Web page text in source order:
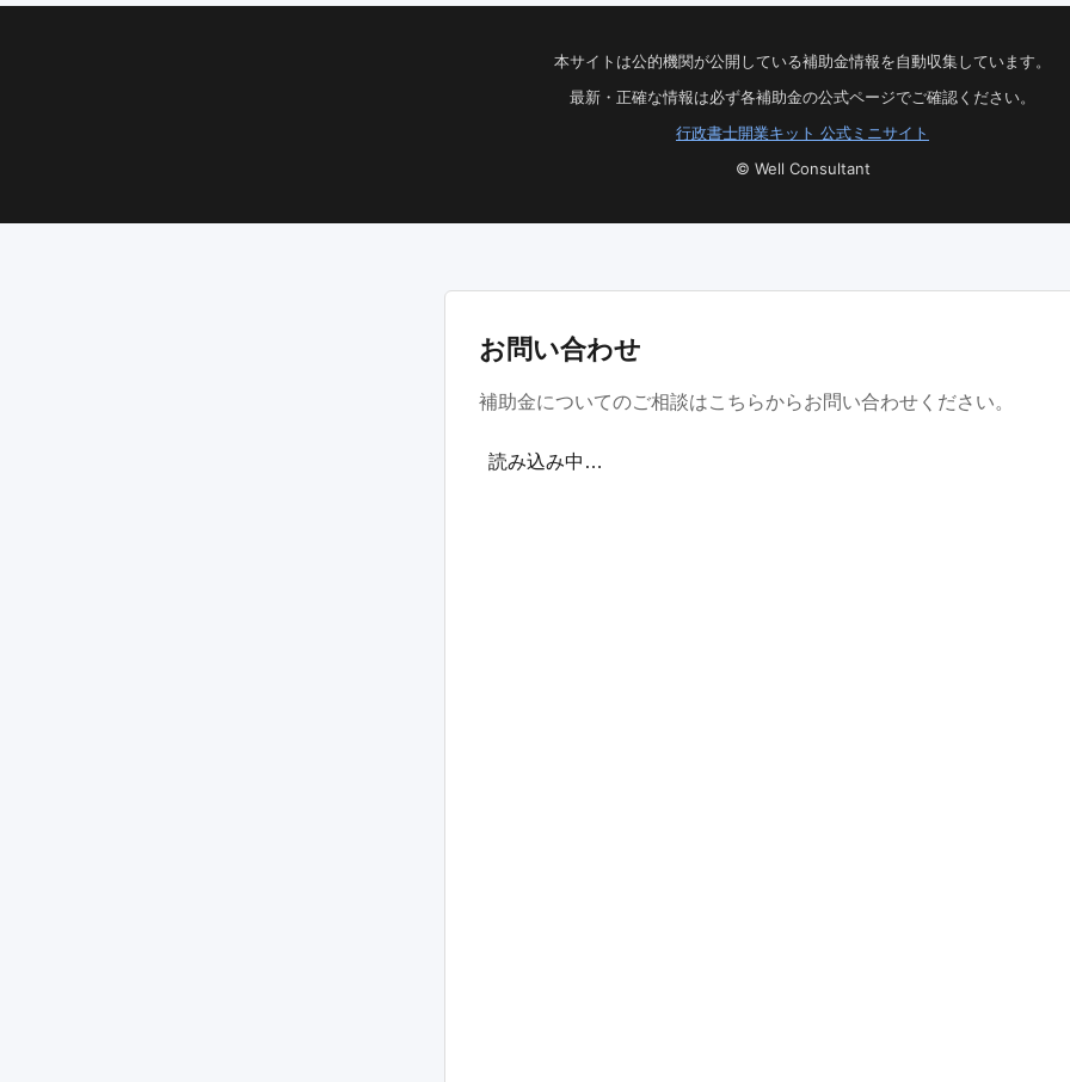
本サイトは公的機関が公開している補助金情報を自動収集しています。
最新・正確な情報は必ず各補助金の公式ページでご確認ください。
行政書士開業キット 公式ミニサイト
© Well Consultant
お問い合わせ
補助金についてのご相談はこちらからお問い合わせください。